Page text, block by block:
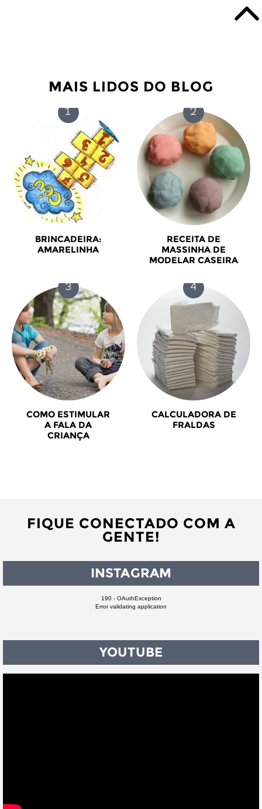
MAIS LIDOS DO BLOG
BRINCADEIRA:
AMARELINHA
RECEITA DE
MASSINHA DE
MODELAR CASEIRA
COMO ESTIMULAR
A FALA DA
CRIANÇA
CALCULADORA DE
FRALDAS
FIQUE CONECTADO COM A
GENTE!
INSTAGRAM
190 - OAuthException
Error validating application
YOUTUBE